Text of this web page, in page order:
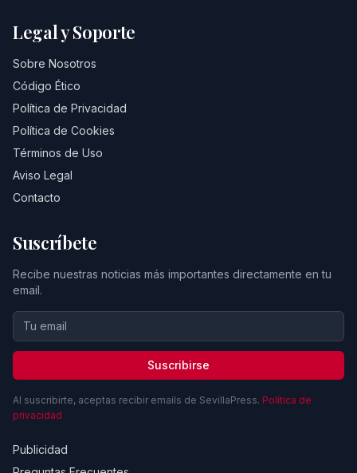
Legal y Soporte
Sobre Nosotros
Código Ético
Política de Privacidad
Política de Cookies
Términos de Uso
Aviso Legal
Contacto
Suscríbete
Recibe nuestras noticias más importantes directamente en tu
email.
Suscribirse
Al suscribirte, aceptas recibir emails de SevillaPress. Política de
privacidad
Publicidad